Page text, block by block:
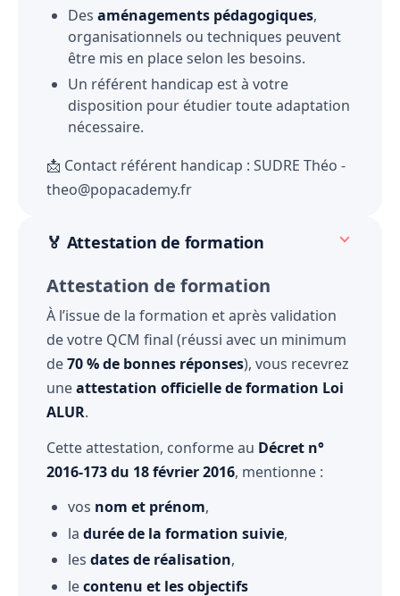
Des aménagements pédagogiques,
organisationnels ou techniques peuvent
être mis en place selon les besoins.
Un référent handicap est à votre
disposition pour étudier toute adaptation
nécessaire.
📩 Contact référent handicap : SUDRE Théo -
theo@popacademy.fr
🏅 Attestation de formation
Attestation de formation
À l’issue de la formation et après validation
de votre QCM final (réussi avec un minimum
de70 % de bonnes réponses), vous recevrez
uneattestation officielle de formation Loi
ALUR.
Cette attestation, conforme au Décret n°
2016-173 du 18 février 2016, mentionne :
vos nom et prénom,
la durée de la formation suivie,
les dates de réalisation,
lecontenu et les objectifs